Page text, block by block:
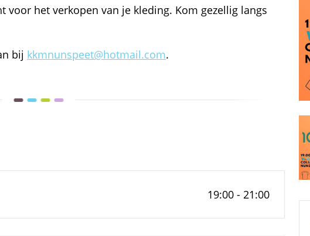
voor het verkopen van je kleding. Kom gezellig langs
bij kkmnunspeet@hotmail.com.
19:00 - 21:00